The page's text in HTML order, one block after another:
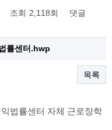
조회 2,118회
댓글
률센터.hwp
목록
법률센터 자체 근로장학